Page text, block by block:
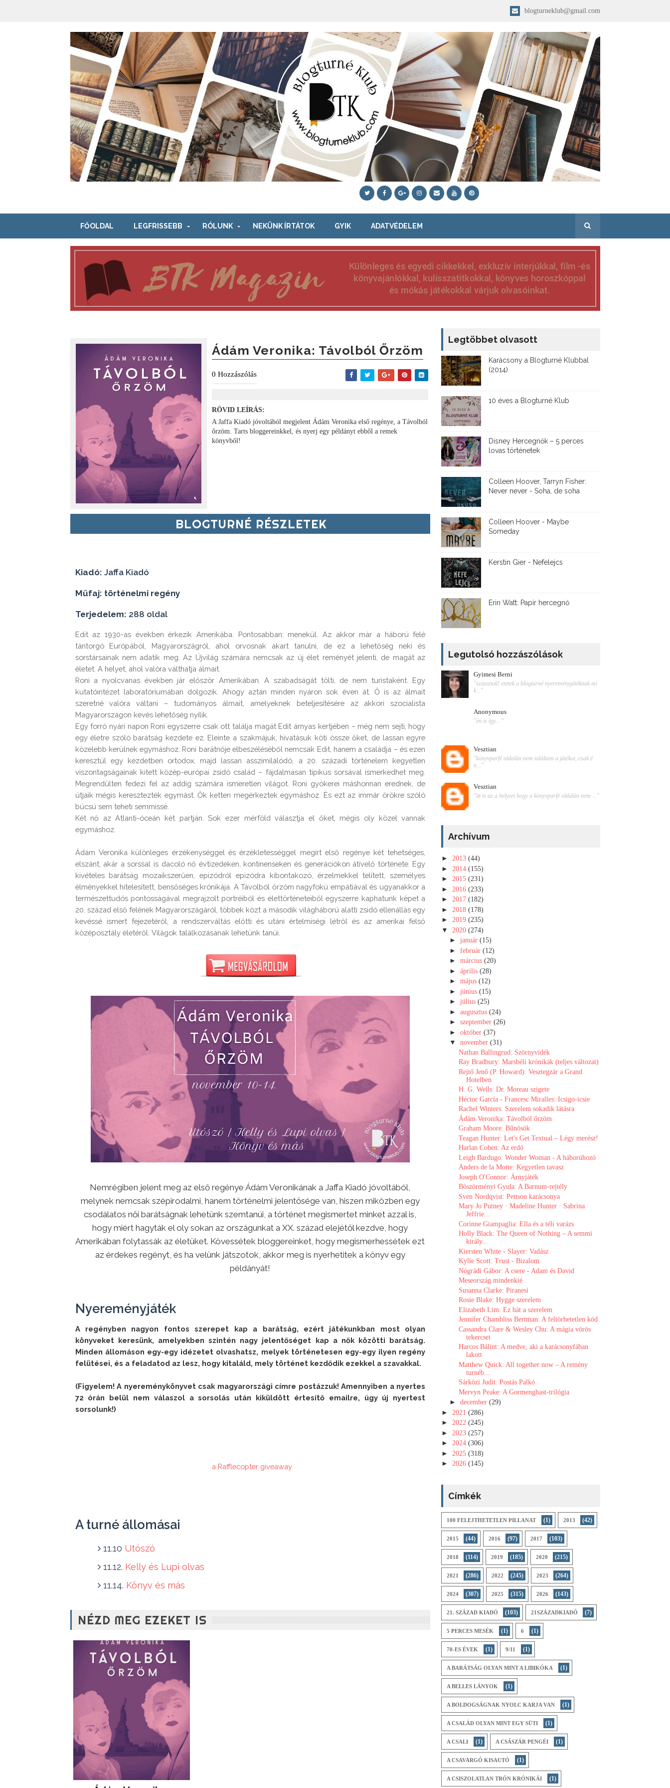
blogturneklub@gmail.com
FŐOLDAL LEGFRISSEBB RÓLUNK NEKÜNK ÍRTÁTOK GYIK ADATVÉDELEM
Ádám Veronika: Távolból Őrzöm
0 Hozzászólás
RÖVID LEÍRÁS:
A Jaffa Kiadó jóvoltából megjelent Ádám Veronika első regénye, a Távolból
őrzöm. Tarts bloggereinkkel, és nyerj egy példányt ebből a remek
könyvből!
BLOGTURNÉ RÉSZLETEK
Kiadó: Jaffa Kiadó
Műfaj: történelmi regény
Terjedelem: 288 oldal
Edit ​az 1930-as években érkezik Amerikába. Pontosabban: menekül. Az akkor már a háború felé
tántorgó Európából, Magyarországról, ahol orvosnak akart tanulni, de ez a lehetőség neki és
sorstársainak nem adatik meg. Az Újvilág számára nemcsak az új élet reményét jelenti, de magát az
életet. A helyet, ahol valóra válthatja álmait.
Roni a nyolcvanas években jár először Amerikában. A szabadságát tölti, de nem turistaként. Egy
kutatóintézet laboratóriumában dolgozik. Ahogy aztán minden nyáron sok éven át. Ő is az álmait
szeretné valóra váltani – tudományos álmait, amelyeknek beteljesítésére az akkori szocialista
Magyarországon kevés lehetőség nyílik.
Egy forró nyári napon Roni egyszerre csak ott találja magát Edit árnyas kertjében – még nem sejti, hogy
egy életre szóló barátság kezdete ez. Eleinte a szakmájuk, hivatásuk köti össze őket, de lassan egyre
közelebb kerülnek egymáshoz. Roni barátnője elbeszéléséből nemcsak Edit, hanem a családja – és ezen
keresztül egy kezdetben ortodox, majd lassan asszimilálódó, a 20. századi történelem kegyetlen
viszontagságainak kitett közép-európai zsidó család – fájdalmasan tipikus sorsával ismerkedhet meg.
Megrendülten fedezi fel az addig számára ismeretlen világot. Roni gyökerei máshonnan erednek, de
útjaik mégis keresztezték egymást. Ők ketten megérkeztek egymáshoz. És ezt az immár örökre szóló
búcsú sem teheti semmissé.
Két nő az Atlanti-óceán két partján. Sok ezer mérföld választja el őket, mégis oly közel vannak
egymáshoz.
Ádám Veronika különleges érzékenységgel és érzékletességgel megírt első regénye két tehetséges,
elszánt, akár a sorssal is dacoló nő évtizedeken, kontinenseken és generációkon átívelő története. Egy
kivételes barátság mozaikszerűen, epizódról epizódra kibontakozó, érzelmekkel telített, személyes
élményekkel hitelesített, bensőséges krónikája. A Távolból őrzöm nagyfokú empátiával és ugyanakkor a
természettudós pontosságával megrajzolt portréiból és élettörténeteiből egyszerre kaphatunk képet a
20. század első felének Magyarországáról, többek közt a második világháború alatti zsidó ellenállás egy
kevéssé ismert fejezetéről, a rendszerváltás előtti és utáni értelmiségi létről és az amerikai felső
középosztály életéről. Világok találkozásának lehetünk tanúi.
Nemrégiben jelent meg az első regénye Ádám Veronikának a Jaffa Kiadó jóvoltából,
melynek nemcsak szépirodalmi, hanem történelmi jelentősége van, hiszen miközben egy
csodálatos női barátságnak lehetünk szemtanúi, a történet megismertet minket azzal is,
hogy miért hagyták el oly sokan az országunkat a XX. század elejétől kezdve, hogy
Amerikában folytassák az életüket. Kövessétek bloggereinket, hogy megismerhessétek ezt
az érdekes regényt, és ha velünk játszotok, akkor meg is nyerhetitek a könyv egy
példányát!
Nyereményjáték
A regényben nagyon fontos szerepet kap a barátság, ezért játékunkban most olyan
könyveket keresünk, amelyekben szintén nagy jelentőséget kap a nők közötti barátság.
Minden állomáson egy-egy idézetet olvashatsz, melyek történetesen egy-egy ilyen regény
felütései, és a feladatod az lesz, hogy kitaláld, mely történet kezdődik ezekkel a szavakkal.
(Figyelem! A nyereménykönyvet csak magyarországi címre postázzuk! Amennyiben a nyertes
72 órán belül nem válaszol a sorsolás után kiküldött értesítő emailre, úgy új nyertest
sorsolunk!)
a Rafflecopter giveaway
A turné állomásai
11.10 Utószó
11.12. Kelly és Lupi olvas
11.14. Könyv és más
NÉZD MEG EZEKET IS
Legtöbbet olvasott
Karácsony a Blogturné Klubbal
(2014)
10 éves a Blogturné Klub
Disney ​Hercegnők – 5 perces
lovas történetek
Colleen Hoover, Tarryn Fisher:
Never never - Soha, de soha
Colleen Hoover - Maybe
Someday
Kerstin Gier - Nefelejcs
Erin Watt: Papír hercegnő
Legutolsó hozzászólások
Gyimesi Berni
"sziasztok! ennek a blogturné nyereményjátéknak mi
k..."
Anonymous
"én is így... "
Vesztian
"könyvparfé oldalán nem találtam a játékot, csak é
n..."
Vesztian
"itt is az a helyzet hogy a könyvparfé oldalán nem ..."
Archívum
► 2013 (44)
► 2014 (155)
► 2015 (231)
► 2016 (233)
► 2017 (182)
► 2018 (178)
► 2019 (235)
▼ 2020 (274)
►január(15)
►február(12)
►március(20)
►április(28)
►május(12)
►június(15)
►július(25)
►augusztus(24)
►szeptember(26)
►október(37)
▼ november(31)
Nathan Ballingrud: Szörnyvidék
Ray Bradbury: Marsbéli krónikák (teljes változat)
Rejtő Jenő (P. Howard): Vesztegzár ​a Grand
Hotelben
H. G. Wells: Dr. Moreau szigete
Héctor García - Francesc Miralles: Icsigo-icsie
Rachel Winters: Szerelem sokadik látásra
Ádám Veronika: Távolból őrzöm
Graham Moore: Bűnösök
Teagan Hunter: Let's ​Get Textual – Légy merész!
Harlan Coben: Az ​erdő
Leigh Bardugo: Wonder Woman - A háborúhozó
Anders de la Motte: Kegyetlen tavasz
Joseph O'Connor: Árnyjáték
Böszörményi Gyula: A ​Barnum-rejtély
Sven Nordqvist: Pettson karácsonya
Mary Jo Putney · Madeline Hunter · Sabrina
Jeffrie...
Corinne Giampaglia: Ella és a téli varázs
Holly Black: The Queen of Nothing – A semmi
király...
Kiersten White - Slayer: Vadász
Kylie Scott: Trust - Bizalom
Nógrádi Gábor: A csere - Adam és David
Meseország mindenkié
Susanna Clarke: Piranesi
Rosie Blake: Hygge szerelem
Elizabeth Lim: Ez ​hát a szerelem
Jennifer Chambliss Bertman: A feltörhetetlen kód
Cassandra Clare & Wesley Chu: A mágia vörös
tekercsei
Harcos Bálint: A medve, aki a karácsonyfában
lakott
Matthew Quick: All ​together now – A remény
turnéb...
Sárközi Judit: Postás Palkó
Mervyn Peake: A ​Gormenghast-trilógia
►december(29)
► 2021 (286)
► 2022 (245)
► 2023 (257)
► 2024 (306)
► 2025 (318)
► 2026 (145)
Címkék
100 FELEJTHETETLEN PILLANAT (1) 2013 (42)
2015 (44) 2016 (97) 2017 (103)
2018 (114) 2019 (185) 2020 (215)
2021 (286) 2022 (245) 2023 (264)
2024 (307) 2025 (315) 2026 (143)
21. SZÁZAD KIADÓ (103) 21SZÁZADKIADÓ (7)
5 PERCES MESÉK (1) 6 (1)
70-ES ÉVEK (1) 9/11 (1)
A BARÁTSÁG OLYAN MINT A LIBIKÓKA (1)
A BELLES LÁNYOK (1)
A BOLDOGSÁGNAK NYOLC KARJA VAN (1)
A CSALÁD OLYAN MINT EGY SÜTI (1)
A CSALI (1) A CSÁSZÁR PENGÉI (1)
A CSAVARGÓ KISAUTÓ (1)
A CSISZOLATLAN TRÓN KRÓNIKÁI (1)